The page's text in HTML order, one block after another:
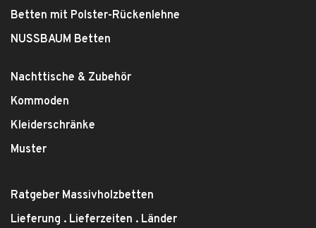
Betten mit Polster-Rückenlehne
NUSSBAUM Betten
Nachttische & Zubehör
Kommoden
Kleiderschränke
Muster
Ratgeber Massivholzbetten
Lieferung . Lieferzeiten . Länder